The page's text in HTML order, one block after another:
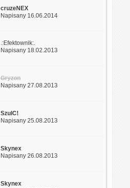
cruzeNEX
Napisany 16.06.2014
.:Efektownik:.
Napisany 18.02.2013
Gryzon
Napisany 27.08.2013
SzulC!
Napisany 25.08.2013
Skynex
Napisany 26.08.2013
Skynex